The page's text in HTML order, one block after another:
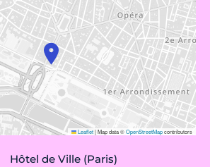
Leaflet|Map data ©OpenStreetMapcontributors
Hôtel de Ville (Paris)